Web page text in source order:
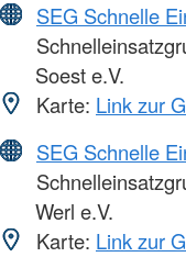
SEG Schnelle
Soest e.V.
Karte: Link zur
SEG Schnelle
Werl e.V.
Karte: Link zur